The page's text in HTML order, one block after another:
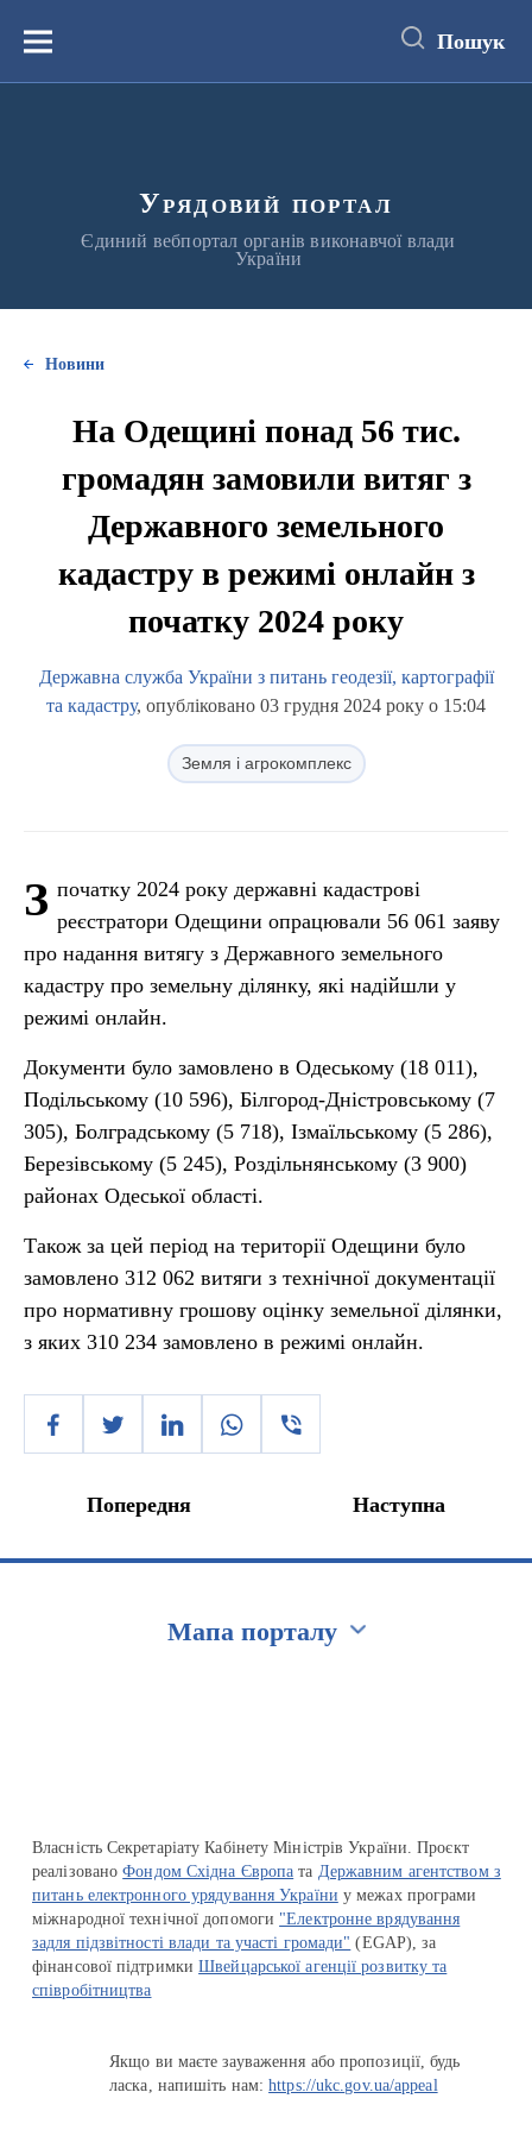
вмістуМеню Пошук
Урядовий портал
Єдиний вебпортал органів виконавчої влади
України
Новини
На Одещині понад 56 тис.
громадян замовили витяг з
Державного земельного
кадастру в режимі онлайн з
початку 2024 року
Державна служба України з питань геодезії, картографії
та кадастру, опубліковано 03 грудня 2024 року о 15:04
Земля і агрокомплекс
З початку 2024 року державні кадастрові
реєстратори Одещини опрацювали 56 061 заяву
про надання витягу з Державного земельного
кадастру про земельну ділянку, які надійшли у
режимі онлайн.
Документи було замовлено в Одеському (18 011),
Подільському (10 596), Білгород-Дністровському (7
305), Болградському (5 718), Ізмаїльському (5 286),
Березівському (5 245), Роздільнянському (3 900)
районах Одеської області.
Також за цей період на території Одещини було
замовлено 312 062 витяги з технічної документації
про нормативну грошову оцінку земельної ділянки,
з яких 310 234 замовлено в режимі онлайн.
Попередня Наступна
Мапа порталу
Власність Секретаріату Кабінету Міністрів України. Проєкт
реалізованоФондом Східна Європа та Державним агентством з
питань електронного урядування України у межах програми
міжнародної технічної допомоги "Електронне врядування
задля підзвітності влади та участі громади" (EGAP), за
фінансової підтримкиШвейцарської агенції розвитку та
співробітництва
Якщо ви маєте зауваження або пропозиції, будь
ласка, напишіть нам:https://ukc.gov.ua/appeal